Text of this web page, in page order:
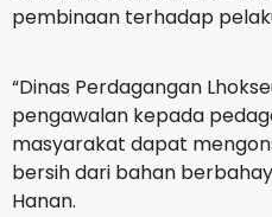
pembinaan terhadap
“Dinas Perdagangan
pengawalan kepada
masyarakat dapat
bersih dari bahan
Hanan.